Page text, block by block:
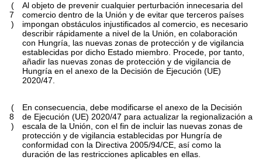
(
7
)
Al objeto de prevenir cualquier perturbación innecesaria del
comercio dentro de la Unión y de evitar que terceros países
impongan obstáculos injustificados al comercio, es necesario
describir rápidamente a nivel de la Unión, en colaboración
con Hungría, las nuevas zonas de protección y de vigilancia
establecidas por dicho Estado miembro. Procede, por tanto,
añadir las nuevas zonas de protección y de vigilancia de
Hungría en el anexo de la Decisión de Ejecución (UE)
2020/47.
(
8
)
En consecuencia, debe modificarse el anexo de la Decisión
de Ejecución (UE) 2020/47 para actualizar la regionalización a
escala de la Unión, con el fin de incluir las nuevas zonas de
protección y de vigilancia establecidas por Hungría de
conformidad con la Directiva 2005/94/CE, así como la
duración de las restricciones aplicables en ellas.